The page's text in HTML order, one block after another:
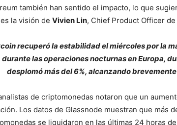
también han sentido el impacto, lo que
la visión de Vivien Lin, Chief Product Officer de
recuperó la estabilidad el miércoles por la
durante las operaciones nocturnas en Europa,
desplomó más del 6%, alcanzando
de criptomonedas notaron que un
Los datos de Glassnode muestran que más
se liquidaron en las últimas 24 horas